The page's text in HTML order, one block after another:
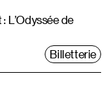
Billetterie
L’Odyssée de